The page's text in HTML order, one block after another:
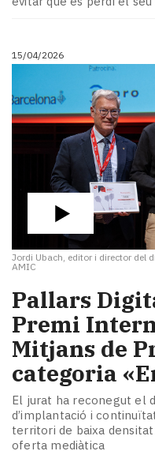
15/04/2026
Jordi Ubach, editor i director del
AMIC
Pallars
Premi
Mitjans de
categoria
El jurat ha reconegut el
d’implantació i
territori de baixa
oferta mediàtica